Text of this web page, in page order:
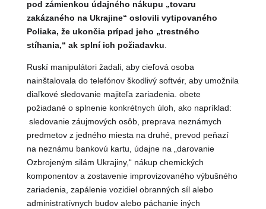
pod zámienkou údajného nákupu „tovaru
zakázaného na Ukrajine“ oslovili vytipovaného
Poliaka, že ukončia prípad jeho „trestného
stíhania,“ ak splní ich požiadavku.
Ruskí manipulátori žadali, aby cieľová osoba
nainštalovala do telefónov škodlivý softvér, aby umožnila
diaľkové sledovanie majiteľa zariadenia. obete
požiadané o splnenie konkrétnych úloh, ako napríklad:
sledovanie záujmových osôb, preprava neznámych
predmetov z jedného miesta na druhé, prevod peňazí
na neznámu bankovú kartu, údajne na „darovanie
Ozbrojeným silám Ukrajiny,“ nákup chemických
komponentov a zostavenie improvizovaného výbušného
zariadenia, zapálenie vozidiel obranných síl alebo
administratívnych budov alebo páchanie iných